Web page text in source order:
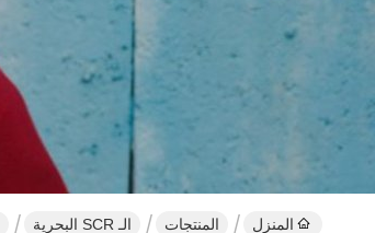
المنزل المنتجات الـ SCR البحرية